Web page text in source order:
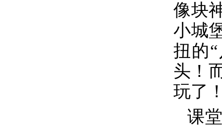
像块
小城
扭的
头！
玩了
课